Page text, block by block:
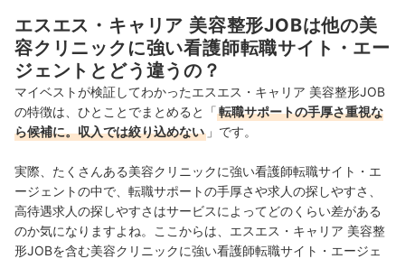
エスエス・キャリア 美容整形JOBは他の美
容クリニックに強い看護師転職サイト・エー
ジェントとどう違うの？
マイベストが検証してわかったエスエス・キャリア 美容整形JOB
の特徴は、ひとことでまとめると「転職サポートの手厚さ重視な
ら候補に。収入では絞り込めない 」です。
実際、たくさんある美容クリニックに強い看護師転職サイト・エ
ージェントの中で、転職サポートの手厚さや求人の探しやすさ、
高待遇求人の探しやすさはサービスによってどのくらい差がある
のか気になりますよね。ここからは、エスエス・キャリア 美容整
形JOBを含む美容クリニックに強い看護師転職サイト・エージェ